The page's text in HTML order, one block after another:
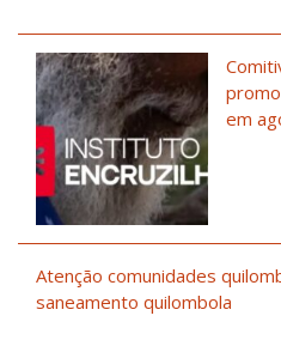
em
Atenção comunidades
saneamento quilombola